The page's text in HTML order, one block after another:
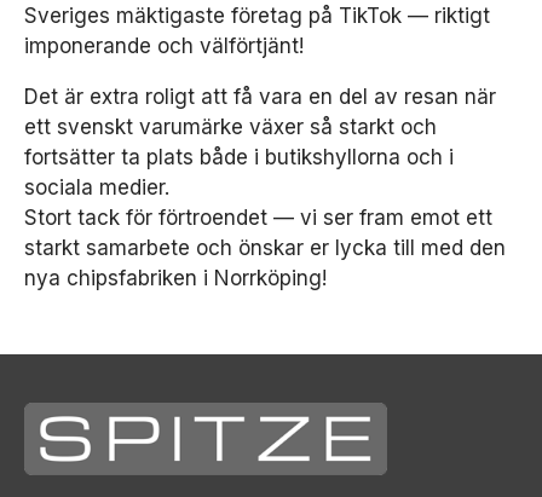
Sveriges mäktigaste företag på TikTok — riktigt
imponerande och välförtjänt!
Det är extra roligt att få vara en del av resan när
ett svenskt varumärke växer så starkt och
fortsätter ta plats både i butikshyllorna och i
sociala medier.
Stort tack för förtroendet — vi ser fram emot ett
starkt samarbete och önskar er lycka till med den
nya chipsfabriken i Norrköping!